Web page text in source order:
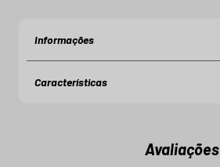
Informações
Características
Avaliações